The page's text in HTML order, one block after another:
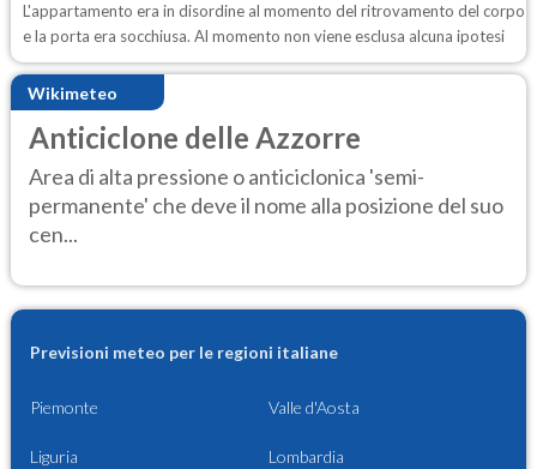
L'appartamento era in disordine al momento del ritrovamento del corpo
e la porta era socchiusa. Al momento non viene esclusa alcuna ipotesi
Wikimeteo
Anticiclone delle Azzorre
Area di alta pressione o anticiclonica 'semi-
permanente' che deve il nome alla posizione del suo
cen...
Previsioni meteo per le regioni italiane
Piemonte Valle d'Aosta
Liguria Lombardia